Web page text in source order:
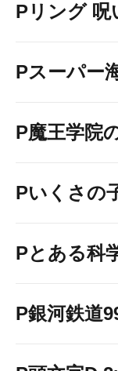
Pリング 呪
Pスーパー
P魔王学院
Pいくさの
Pとある科
P銀河鉄道